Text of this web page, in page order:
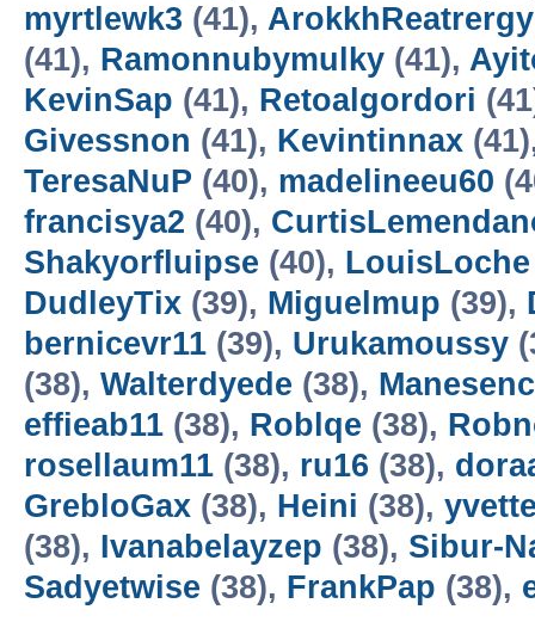
myrtlewk3 (41), ArokkhReatrergy
(41), Ramonnubymulky (41),
KevinSap (41), Retoalgordori
Givessnon (41), Kevintinnax
TeresaNuP (40), madelineeu60
francisya2 (40),
Shakyorfluipse (40), LouisLoche
DudleyTix (39), Miguelmup (39),
bernicevr11 (39), Urukamoussy
(38), Walterdyede (38),
effieab11 (38), Roblqe (38),
rosellaum11 (38), ru16 (38),
GrebloGax (38), Heini (38),
(38), Ivanabelayzep (38), Sibur-
Sadyetwise (38), FrankPap (38),